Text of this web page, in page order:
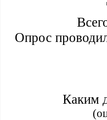
Опрос
Каким